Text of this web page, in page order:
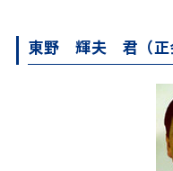
東野 輝夫 君（正